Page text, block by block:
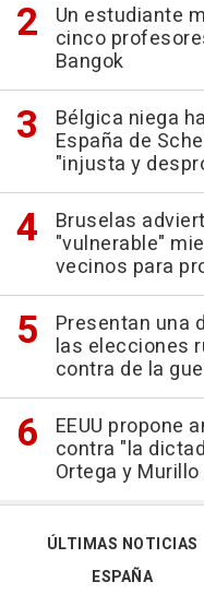
Un estudiante
cinco
Bangok
Bélgica niega
España de
"injusta y
Bruselas
"vulnerable"
vecinos para
Presentan una
las elecciones
contra de la
EEUU propone
contra "la
Ortega y
ÚLTIMAS NOTICIAS
ESPAÑA